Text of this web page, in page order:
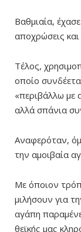
Βαθμιαία,
αποχρώσεις
Τέλος,
οποίο
«περιβάλλω με
αλλά σπάνια
Αναφερόταν,
την αμοιβαία
Με όποιον
μιλήσουν για
αγάπη
θεϊκής μας